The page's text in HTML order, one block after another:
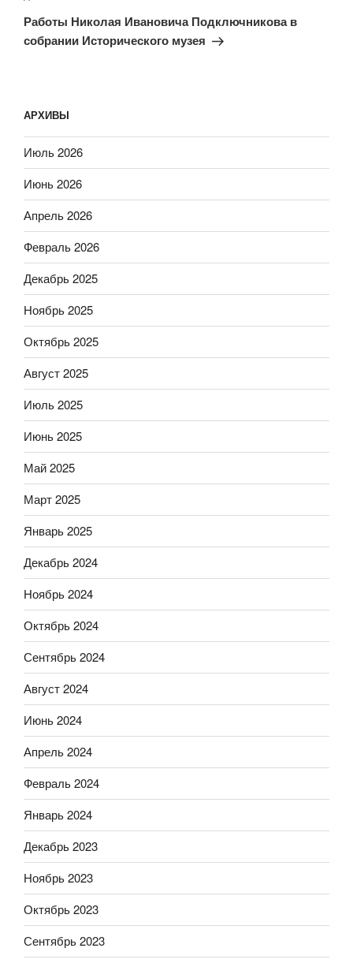
запись
Работы Николая Ивановича Подключникова в
собрании Исторического музея
АРХИВЫ
Июль 2026
Июнь 2026
Апрель 2026
Февраль 2026
Декабрь 2025
Ноябрь 2025
Октябрь 2025
Август 2025
Июль 2025
Июнь 2025
Май 2025
Март 2025
Январь 2025
Декабрь 2024
Ноябрь 2024
Октябрь 2024
Сентябрь 2024
Август 2024
Июнь 2024
Апрель 2024
Февраль 2024
Январь 2024
Декабрь 2023
Ноябрь 2023
Октябрь 2023
Сентябрь 2023